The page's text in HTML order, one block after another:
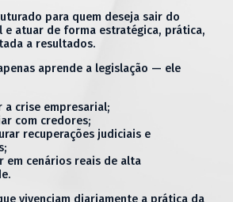
para quem deseja sair do
e atuar de forma estratégica, prática,
a resultados.
aprende a legislação — ele
a crise empresarial;
com credores;
recuperações judiciais e
em cenários reais de alta